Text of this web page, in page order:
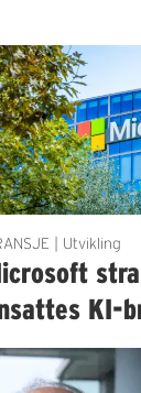
| Utvikling
KI-